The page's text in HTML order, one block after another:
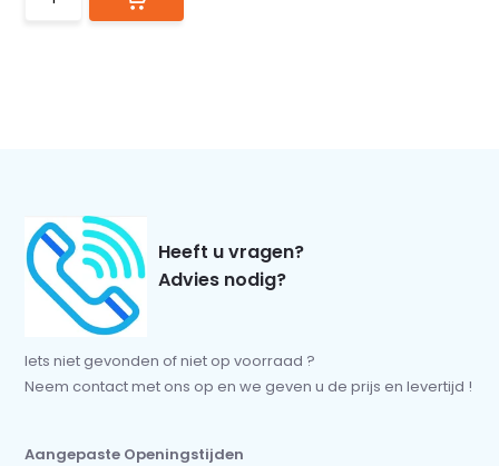
Heeft u vragen?
Advies nodig?
Iets niet gevonden of niet op voorraad ?
Neem contact met ons op en we geven u de prijs en levertijd !
Aangepaste Openingstijden